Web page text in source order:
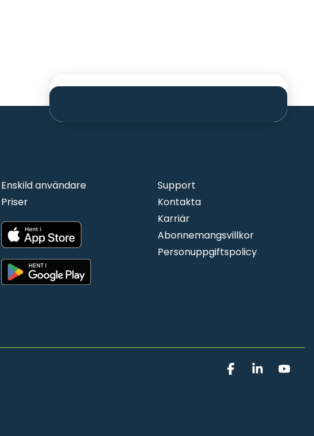
Enskild användare
Priser
Support
Kontakta
Karriär
Abonnemangsvillkor
Personuppgiftspolicy
Facebook
Linkedin